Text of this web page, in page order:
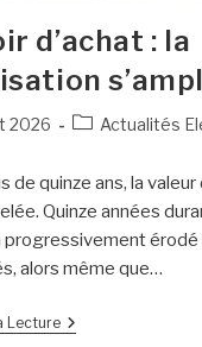
d’achat : la
2026 Actualités
de quinze ans, la valeur
Quinze années
progressivement érodé
alors même que…
Lecture